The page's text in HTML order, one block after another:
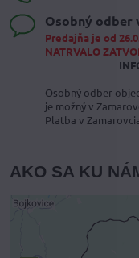
Osobný odber
Predajňa je od
NATRVALO
Osobný odber
je možný v
Platba v
AKO SA KU